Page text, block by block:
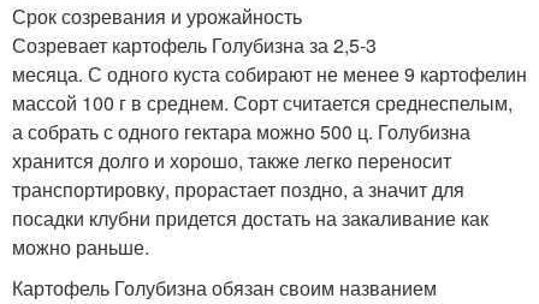
Срок созревания и урожайность
Созревает картофель Голубизна за 2,5-3
месяца. С одного куста собирают не менее 9 картофелин
массой 100 г в среднем. Сорт считается среднеспелым,
а собрать с одного гектара можно 500 ц. Голубизна
хранится долго и хорошо, также легко переносит
транспортировку, прорастает поздно, а значит для
посадки клубни придется достать на закаливание как
можно раньше.
Картофель Голубизна обязан своим названием